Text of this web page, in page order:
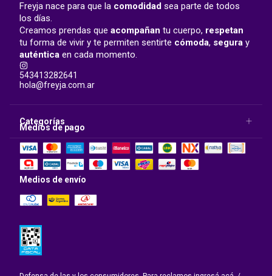
Freyja nace para que la comodidad sea parte de todos
los días.
Creamos prendas que acompañan tu cuerpo, respetan
tu forma de vivir y te permiten sentirte cómoda, segura y
auténtica en cada momento.
543413282641
hola@freyja.com.ar
Categorías
Medios de pago
Medios de envío